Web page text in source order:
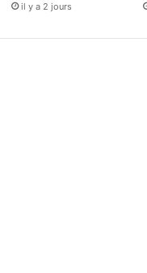
il y a 2 jours